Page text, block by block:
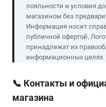
лояльности и условия
магазином без
Информация носит
публичной офертой.
принадлежат их
информационных целях.
📞 Контакты и
магазина